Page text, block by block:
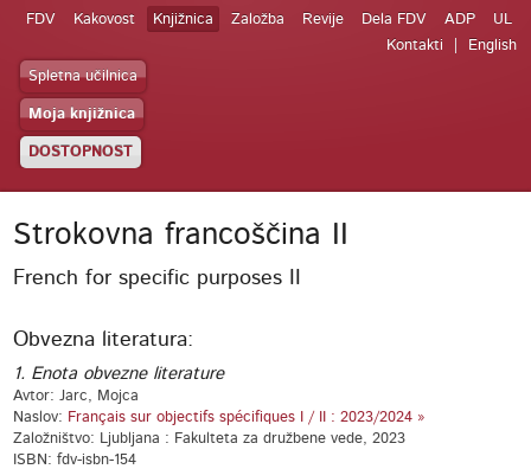
FDV Kakovost Knjižnica Založba Revije Dela FDV ADP
UL
Kontakti
English
Spletna učilnica
Moja knjižnica
DOSTOPNOST
Strokovna francoščina II
French for specific purposes II
Obvezna literatura:
1. Enota obvezne literature
Avtor: Jarc, Mojca
Naslov: Français sur objectifs spécifiques I / II : 2023/2024 »
Založništvo: Ljubljana : Fakulteta za družbene vede, 2023
ISBN: fdv-isbn-154